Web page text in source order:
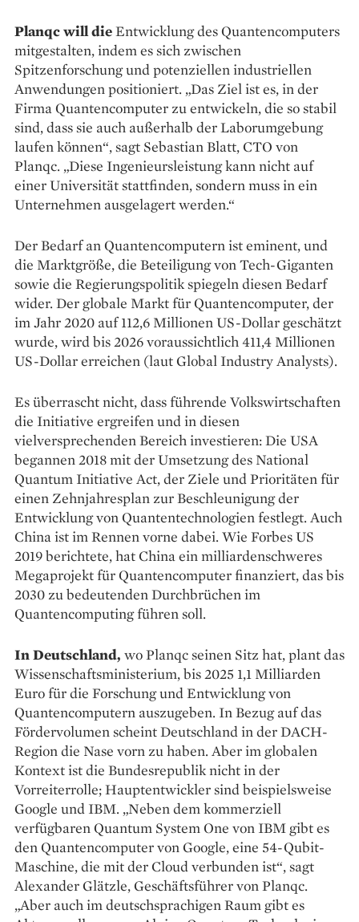
Planqc will dieEntwicklung des Quantencomputers
mitgestalten, indem es sich zwischen
Spitzenforschung und potenziellen industriellen
Anwendungen positioniert. „Das Ziel ist es, in der
Firma Quantencomputer zu entwickeln, die so stabil
sind, dass sie auch außerhalb der Laborumgebung
laufen können“, sagt Sebastian Blatt, CTO von
Planqc. „Diese Ingenieursleistung kann nicht auf
einer Universität stattfinden, sondern muss in ein
Unternehmen ausgelagert werden.“
Der Bedarf an Quantencomputern ist eminent, und
die Marktgröße, die Beteiligung von Tech-Giganten
sowie die Regierungspolitik spiegeln diesen Bedarf
wider. Der globale Markt für Quantencomputer, der
im Jahr 2020 auf 112,6 Millionen US-Dollar geschätzt
wurde, wird bis 2026 voraussichtlich 411,4 Millionen
US-Dollar erreichen (laut Global Industry Analysts).
Es überrascht nicht, dass führende Volkswirtschaften
die Initiative ergreifen und in diesen
vielversprechenden Bereich investieren: Die USA
begannen 2018 mit der Umsetzung des National
Quantum Initiative Act, der Ziele und Prioritäten für
einen Zehnjahresplan zur Beschleunigung der
Entwicklung von Quantentechnologien festlegt. Auch
China ist im Rennen vorne dabei. Wie Forbes US
2019 berichtete, hat China ein milliardenschweres
Megaprojekt für Quantencomputer finanziert, das bis
2030 zu bedeutenden Durchbrüchen im
Quantencomputing führen soll.
In Deutschland, wo Planqc seinen Sitz hat, plant das
Wissenschaftsministerium, bis 2025 1,1 Milliarden
Euro für die Forschung und Entwicklung von
Quantencomputern auszugeben. In Bezug auf das
Fördervolumen scheint Deutschland in der DACH-
Region die Nase vorn zu haben. Aber im globalen
Kontext ist die Bundesrepublik nicht in der
Vorreiterrolle; Hauptentwickler sind beispielsweise
Google und IBM. „Neben dem kommerziell
verfügbaren Quantum System One von IBM gibt es
den Quantencomputer von Google, eine 54-Qubit-
Maschine, die mit der Cloud verbunden ist“, sagt
Alexander Glätzle, Geschäftsführer von Planqc.
„Aber auch im deutschsprachigen Raum gibt es